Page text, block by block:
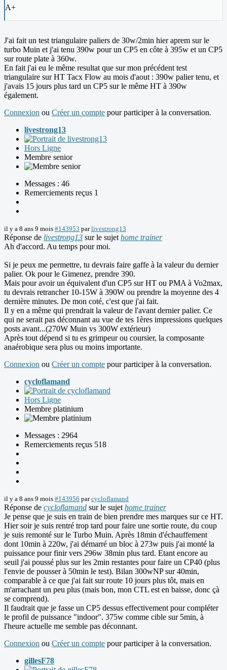
A+
J'ai fait un test triangulaire paliers de 30w/2min hier aprem sur le
turbo Muin et j'ai tenu 390w pour un CP5 en côte à 395w et un CP5
sur route plate à 360w.
En fait j'ai eu le même resultat que sur mon précédent test
triangulaire sur HT Tacx Flow au mois d'aout : 390w palier tenu, et
j'avais 15 jours plus tard un CP5 sur le même HT à 390w
également.
Connexion ou Créer un compte pour participer à la conversation.
livestrong13
Hors Ligne
Membre senior
Messages : 46
Remerciements reçus 1
il y a 8 ans 9 mois #143953 parlivestrong13
Réponse de livestrong13 sur le sujet home trainer
Ah d'accord. Au temps pour moi.
Si je peux me permettre, tu devrais faire gaffe à la valeur du dernier
palier. Ok pour le Gimenez, prendre 390.
Mais pour avoir un équivalent d'un CP5 sur HT ou PMA à Vo2max,
tu devrais retrancher 10-15W à 390W ou prendre la moyenne des 4
dernière minutes. De mon coté, c'est que j'ai fait.
Il y en a même qui prendrait la valeur de l'avant dernier palier. Ce
qui ne serait pas déconnant au vue de tes 1ères impressions quelques
posts avant...(270W Muin vs 300W extérieur)
Après tout dépend si tu es grimpeur ou coursier, la composante
anaérobique sera plus ou moins importante.
Connexion ou Créer un compte pour participer à la conversation.
cycloflamand
Hors Ligne
Membre platinium
Messages : 2964
Remerciements reçus 518
il y a 8 ans 9 mois #143956 parcycloflamand
Réponse de cycloflamand sur le sujet home trainer
Je pense que je suis en train de bien prendre mes marques sur ce HT.
Hier soir je suis rentré trop tard pour faire une sortie route, du coup
je suis remonté sur le Turbo Muin. Après 18min d'échauffement
dont 10min à 220w, j'ai démarré un bloc à 273w puis j'ai monté la
puissance pour finir vers 296w 38min plus tard. Etant encore au
seuil j'ai poussé plus sur les 2min restantes pour faire un CP40 (plus
l'envie de pousser à 50min le test). Bilan 300wNP sur 40min,
comparable à ce que j'ai fait sur route 10 jours plus tôt, mais en
m'arrachant un peu plus (mais bon, mon CTL est en baisse, donc çà
se comprend).
Il faudrait que je fasse un CP5 dessus effectivement pour compléter
le profil de puissance "indoor". 375w comme cible sur 5min, à
l'heure actuelle me semble pas déconnant.
Connexion ou Créer un compte pour participer à la conversation.
gillesF78